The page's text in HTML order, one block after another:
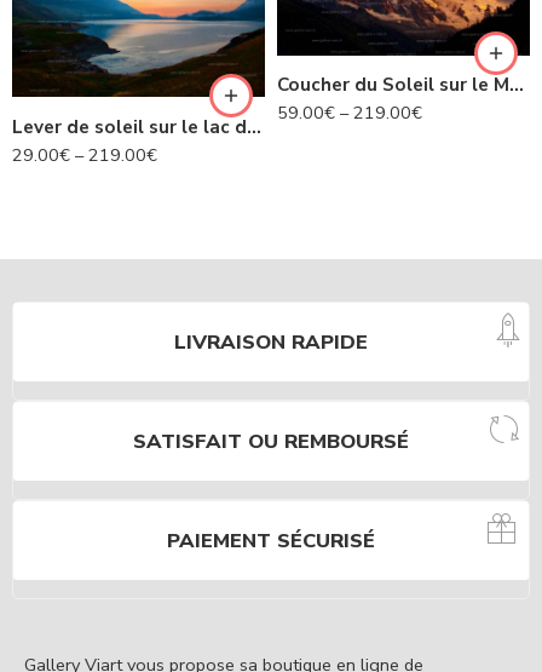
Lever de soleil sur le lac du Mont Cenis – Savoie N°452
29.00€ –219.00€
Coucher du Soleil sur le Mont Blanc
59.00€ –219.00€
LIVRAISON RAPIDE
SATISFAIT OU REMBOURSÉ
PAIEMENT SÉCURISÉ
Gallery Viart vous propose sa boutique en ligne de